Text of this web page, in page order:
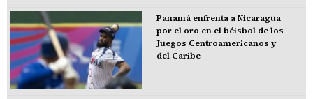
Panamá enfrenta a Nicaragua
por el oro en el béisbol de los
Juegos Centroamericanos y
del Caribe